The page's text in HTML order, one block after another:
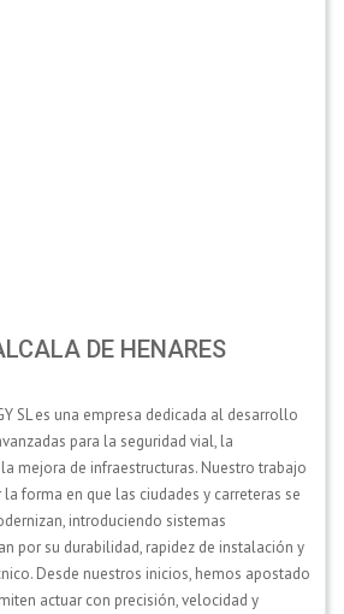
DE HENARES
SL es una empresa dedicada al desarrollo
para la seguridad vial, la
mejora de infraestructuras. Nuestro trabajo
forma en que las ciudades y carreteras se
introduciendo sistemas
por su durabilidad, rapidez de instalación y
Desde nuestros inicios, hemos apostado
actuar con precisión, velocidad y